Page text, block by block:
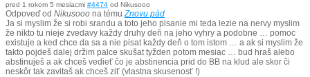
pred 1 rokom 5 mesiacmi #4474 od Nikusooo
Odpoveď od Nikusooo na témuZnovu pád
Ja si myslim že si robi srandu a toto jeho pisanie mi teda lezie na nervy myslim
že nikto tu nieje zvedavy každy druhy deň na jeho vyhry a podobne … pomoc
existuje a ked chce da sa a nie pisat každy deň o tom istom … a ak si myslim že
takto pojdeš dalej držim palce skušat tyžden potom mesiac … bud hraš alebo
abstinuješ a ak chceš vedieť čo je abstinencia prid do BB na klud ale skor či
neskôr tak zavitaš ak chceš ziť (vlastna skusenosť !)